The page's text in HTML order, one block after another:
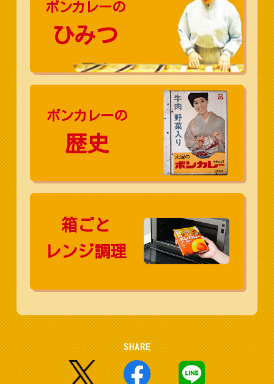
ボンカレーの
ひみつ
ボンカレーの
歴史
箱ごと
レンジ調理
SHARE